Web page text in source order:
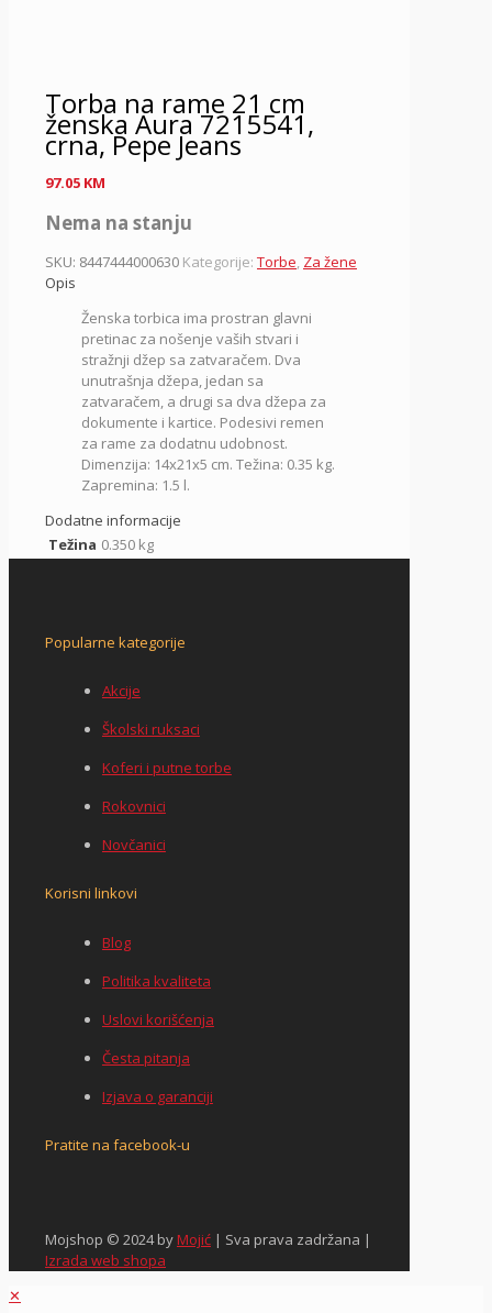
Torba na rame 21 cm
ženska Aura 7215541,
crna, Pepe Jeans
97.05 KM
Nema na stanju
SKU: 8447444000630 Kategorije: Torbe, Za žene
Opis
Ženska torbica ima prostran glavni
pretinac za nošenje vaših stvari i
stražnji džep sa zatvaračem. Dva
unutrašnja džepa, jedan sa
zatvaračem, a drugi sa dva džepa za
dokumente i kartice. Podesivi remen
za rame za dodatnu udobnost.
Dimenzija: 14x21x5 cm. Težina: 0.35 kg.
Zapremina: 1.5 l.
Dodatne informacije
Težina 0.350 kg
Popularne kategorije
Akcije
Školski ruksaci
Koferi i putne torbe
Rokovnici
Novčanici
Korisni linkovi
Blog
Politika kvaliteta
Uslovi korišćenja
Česta pitanja
Izjava o garanciji
Pratite na facebook-u
Mojshop © 2024 byMojić | Sva prava zadržana |
Izrada web shopa
✕